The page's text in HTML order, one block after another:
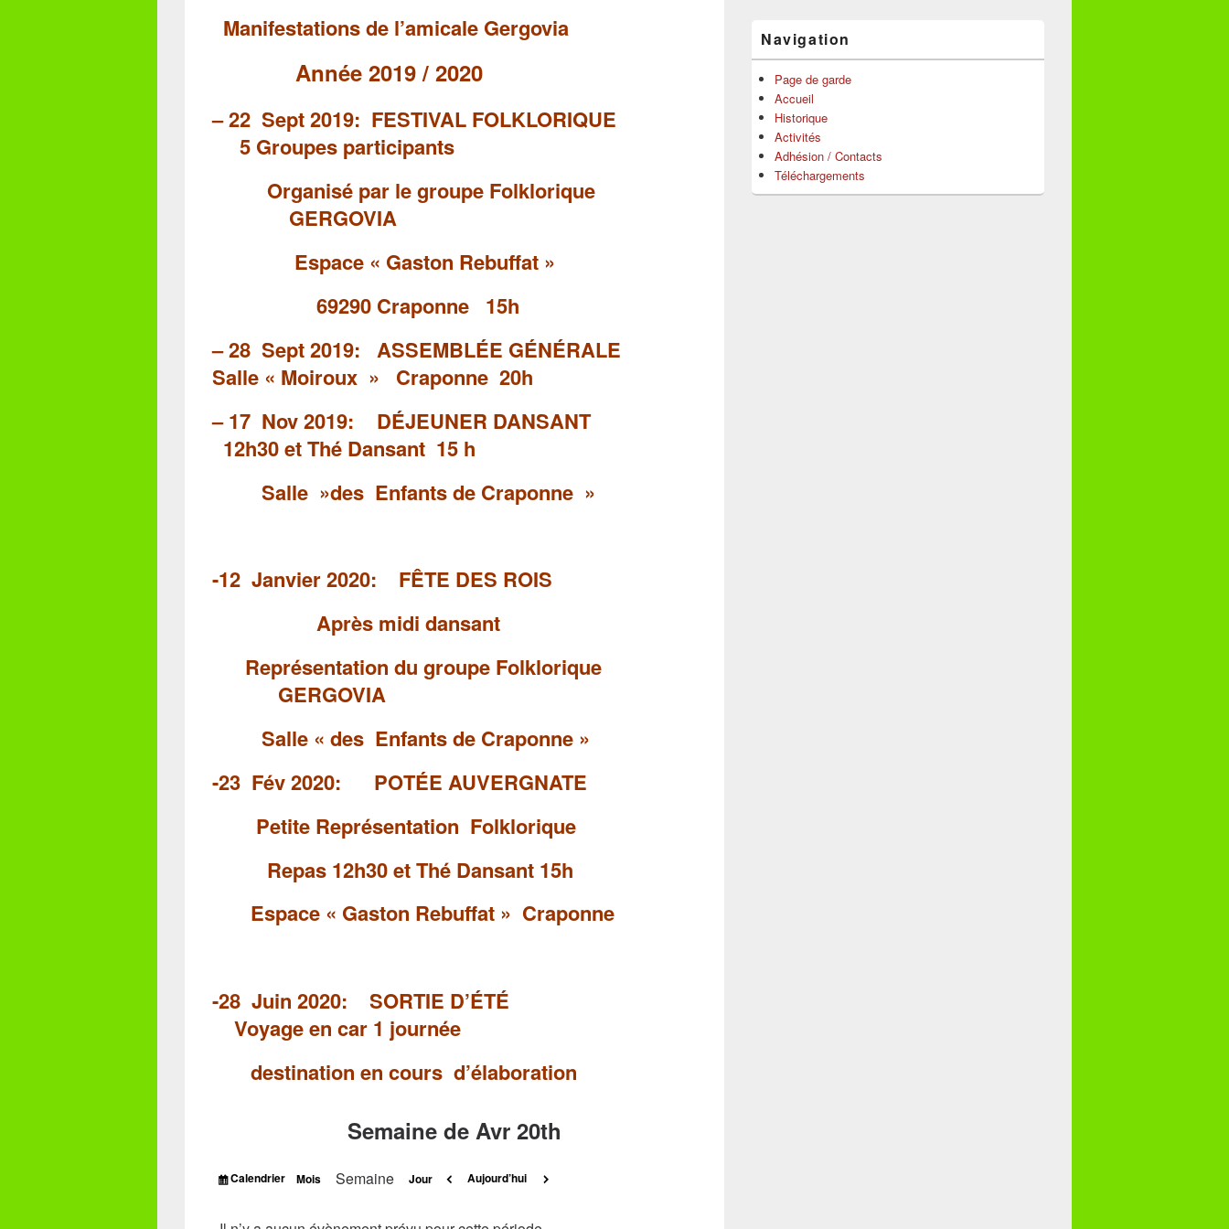
Manifestations de l’amicale Gergovia
Année 2019 / 2020
– 22 Sept 2019: FESTIVAL FOLKLORIQUE
5 Groupes participants
Organisé par le groupe Folklorique
GERGOVIA
Espace « Gaston Rebuffat »
69290 Craponne 15h
– 28 Sept 2019: ASSEMBLÉE GÉNÉRALE
Salle « Moiroux »
Craponne 20h
– 17 Nov 2019: DÉJEUNER DANSANT
12h30et Thé Dansant 15 h
Salle »des Enfants de Craponne »
-12 Janvier 2020: FÊTE DES ROIS
Après midi dansant
Représentation du groupe Folklorique
GERGOVIA
Salle « des Enfantsde Craponne »
-23 Fév 2020: POTÉE AUVERGNATE
Petite Représentation Folklorique
Repas 12h30 et Thé Dansant 15h
Espace « Gaston Rebuffat » Craponne
-28 Juin 2020: SORTIE D’ÉTÉ
Voyage en car 1 journée
destination en cours d’élaboration
Semaine de Avr 20th
Vue
Calendrier Mois Semaine Jour Précédent
Aujourd’hui Suivant
barre
latérale
Navigation
Page de garde
Accueil
Historique
Activités
Adhésion / Contacts
Téléchargements